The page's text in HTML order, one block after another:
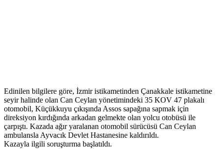
Edinilen bilgilere göre, İzmir istikametinden Çanakkale istikametine
seyir halinde olan Can Ceylan yönetimindeki 35 KOV 47 plakalı
otomobil, Küçükkuyu çıkışında Assos sapağına sapmak için
direksiyon kırdığında arkadan gelmekte olan yolcu otobüsü ile
çarpıştı. Kazada ağır yaralanan otomobil sürücüsü Can Ceylan
ambulansla Ayvacık Devlet Hastanesine kaldırıldı.
Kazayla ilgili soruşturma başlatıldı.